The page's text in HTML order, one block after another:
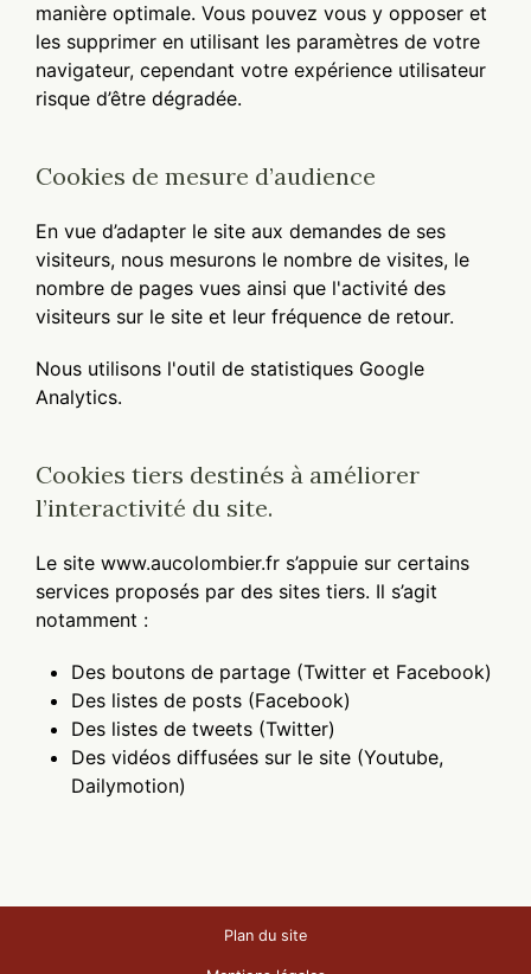
manière optimale. Vous pouvez vous y opposer et
les supprimer en utilisant les paramètres de votre
navigateur, cependant votre expérience utilisateur
risque d’être dégradée.
Cookies de mesure d’audience
En vue d’adapter le site aux demandes de ses
visiteurs, nous mesurons le nombre de visites, le
nombre de pages vues ainsi que l'activité des
visiteurs sur le site et leur fréquence de retour.
Nous utilisons l'outil de statistiques Google
Analytics.
Cookies tiers destinés à améliorer
l’interactivité du site.
Le site www.aucolombier.fr s’appuie sur certains
services proposés par des sites tiers. Il s’agit
notamment :
Des boutons de partage (Twitter et Facebook)
Des listes de posts (Facebook)
Des listes de tweets (Twitter)
Des vidéos diffusées sur le site (Youtube,
Dailymotion)
Plan du site